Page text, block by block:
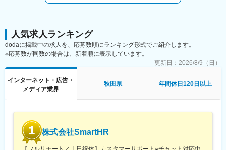
※ご入社以降の具体的なプロジェクトに関しても同様にお任せさせ
■組織構成：
配属組織では正社員3名、業務委託2名が活躍しています。
全社の平均年齢は38歳で、新卒から40代以上のベテランまで幅広
■はたらき方：
当社では在宅勤務を取り入れており、90％リモートで対応可能で
など遠方の方も在籍しております（遠方の方はフルリモート
可）。
残業も20時間以内とはたらきやすい環境が整っており、長期就業
を見越して、自身のディテクションスキルをしっかりと伸ばして
人気求人ランキング
dodaに掲載中の求人を、応募数順にランキング形式でご紹介します。
※応募数が同数の場合は、新着順に表示しています。
更新日： 2026/8/9（日）
インターネット・広告・
メディア業界
秋田県 年間休日120日以上
株式会社SmartHR